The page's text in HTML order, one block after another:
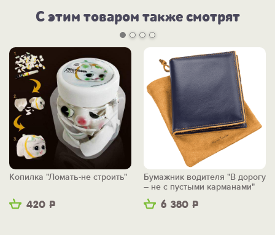
С этим товаром также смотрят
420 Р
Копилка "Ломать-не строить"
6 380 Р
Бумажник водителя "В дорогу
– не с пустыми карманами"